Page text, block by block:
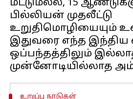
மட்டுமல்ல, 15
பில்லியன் முதலீட்டு
உறுதிமொழியையும்
இதுவரை எந்த இந்திய
ஒப்பந்தத்திலும்
உறுப்பு நாடுகள்